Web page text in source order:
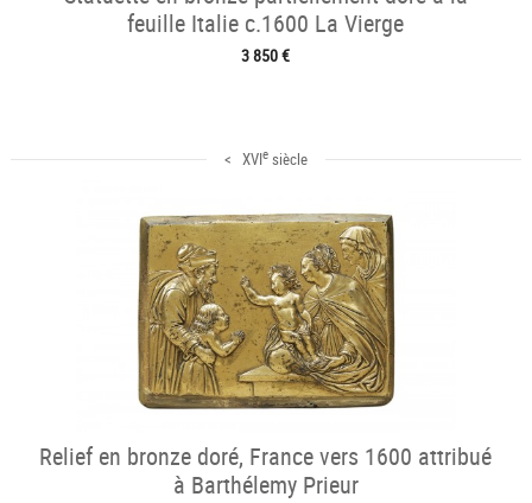
feuille Italie c.1600 La Vierge
3 850 €
< XVIesiècle
Relief en bronze doré, France vers 1600 attribué
à Barthélemy Prieur